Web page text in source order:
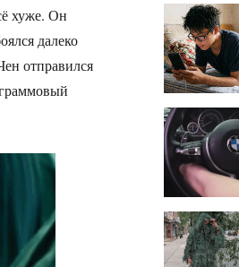
хуже. Он
далеко
отправился